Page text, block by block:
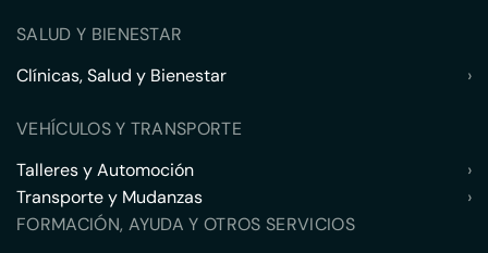
SALUD Y BIENESTAR
Clínicas, Salud y Bienestar
›
VEHÍCULOS Y TRANSPORTE
Talleres y Automoción
›
Transporte y Mudanzas
›
FORMACIÓN, AYUDA Y OTROS SERVICIOS